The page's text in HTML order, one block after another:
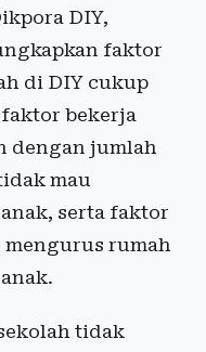
DIY,
faktor
di DIY cukup
bekerja
dengan jumlah
mau
serta faktor
mengurus rumah
tidak